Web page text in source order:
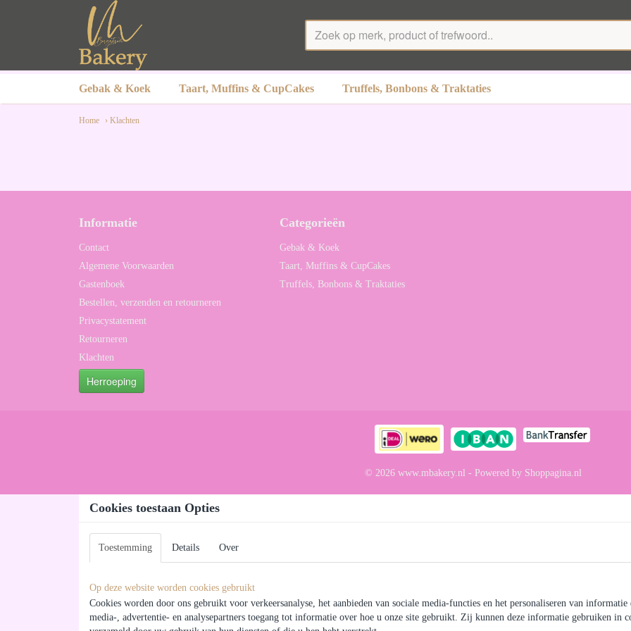
Gebak & Koek Taart, Muffins & CupCakes Truffels, Bonbons & Traktaties
Home › Klachten
Informatie
Contact
Algemene Voorwaarden
Gastenboek
Bestellen, verzenden en retourneren
Privacystatement
Retourneren
Klachten
Herroeping
Categorieën
Gebak & Koek
Taart, Muffins & CupCakes
Truffels, Bonbons & Traktaties
© 2026 www.mbakery.nl - Powered by Shoppagina.nl
Cookies toestaan Opties
Toestemming Details Over
Op deze website worden cookies gebruikt
Cookies worden door ons gebruikt voor verkeersanalyse, het aanbieden van sociale media-functies en het personaliseren van
media-, advertentie- en analysepartners toegang tot informatie over hoe u onze site gebruikt. Zij kunnen deze informatie gebruiken in